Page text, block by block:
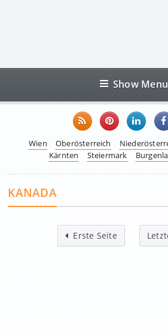
Show Menu
Wien Oberösterreich
Kärnten
Steiermark
KANADA
Erste Seite